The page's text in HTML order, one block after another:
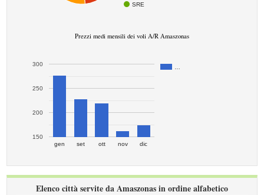
SRE
Prezzi medi mensili dei voli A/R Amaszonas
gen set ott nov dic
150
200
250
300
Elenco città servite da Amaszonas in ordine alfabetico